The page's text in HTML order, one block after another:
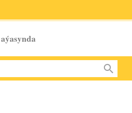
aýasynda